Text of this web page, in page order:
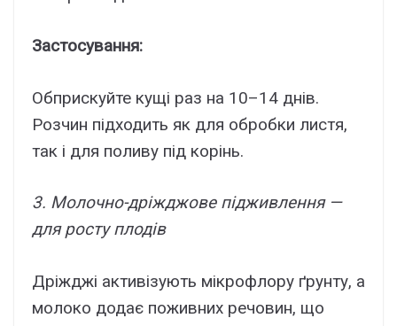
Застосування:
Обприскуйте кущі раз на 10–14 днів.
Розчин підходить як для обробки листя,
так і для поливу під корінь.
3. Молочно-дріжджове підживлення —
для росту плодів
Дріжджі активізують мікрофлору ґрунту, а
молоко додає поживних речовин, що